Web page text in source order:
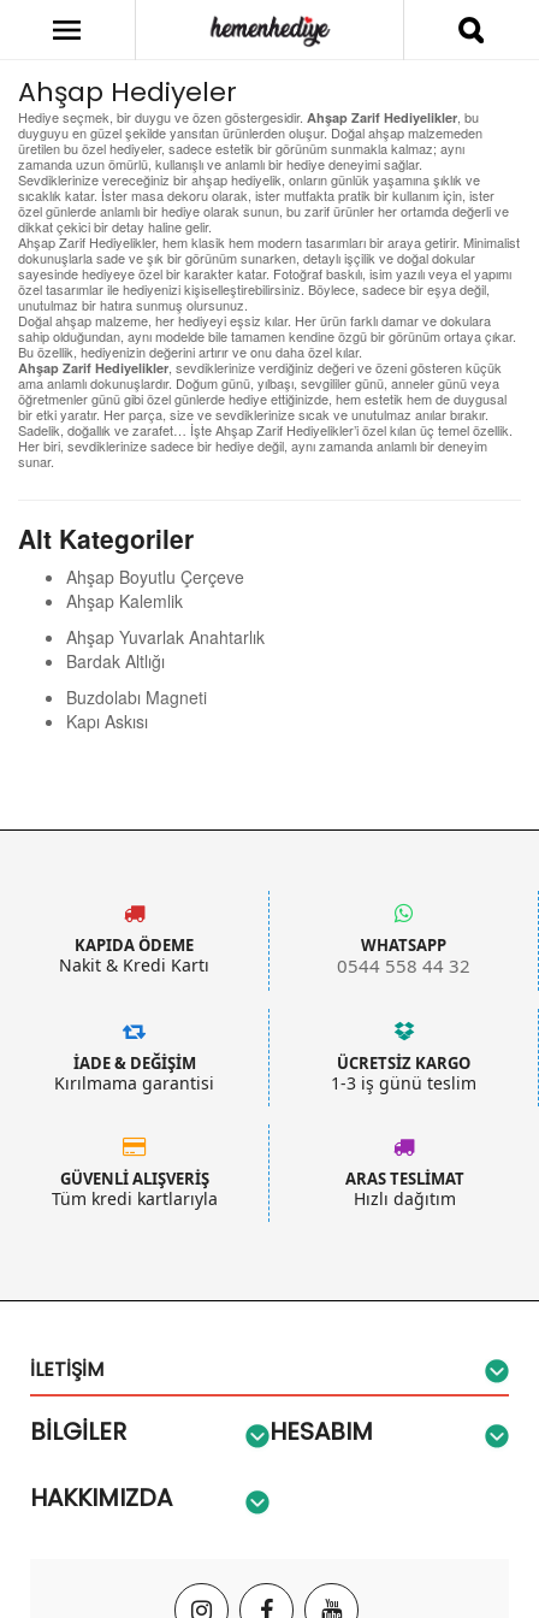
Ahşap Hediyeler
Hediye seçmek, bir duygu ve özen göstergesidir. Ahşap Zarif Hediyelikler , bu
duyguyu en güzel şekilde yansıtan ürünlerden oluşur. Doğal ahşap malzemeden
üretilen bu özel hediyeler, sadece estetik bir görünüm sunmakla kalmaz; aynı
zamanda uzun ömürlü, kullanışlı ve anlamlı bir hediye deneyimi sağlar.
Sevdiklerinize vereceğiniz bir ahşap hediyelik, onların günlük yaşamına şıklık ve
sıcaklık katar. İster masa dekoru olarak, ister mutfakta pratik bir kullanım için, ister
özel günlerde anlamlı bir hediye olarak sunun, bu zarif ürünler her ortamda değerli ve
dikkat çekici bir detay haline gelir.
Ahşap Zarif Hediyelikler, hem klasik hem modern tasarımları bir araya getirir. Minimalist
dokunuşlarla sade ve şık bir görünüm sunarken, detaylı işçilik ve doğal dokular
sayesinde hediyeye özel bir karakter katar. Fotoğraf baskılı, isim yazılı veya el yapımı
özel tasarımlar ile hediyenizi kişiselleştirebilirsiniz. Böylece, sadece bir eşya değil,
unutulmaz bir hatıra sunmuş olursunuz.
Doğal ahşap malzeme, her hediyeyi eşsiz kılar. Her ürün farklı damar ve dokulara
sahip olduğundan, aynı modelde bile tamamen kendine özgü bir görünüm ortaya çıkar.
Bu özellik, hediyenizin değerini artırır ve onu daha özel kılar.
Ahşap Zarif Hediyelikler , sevdiklerinize verdiğiniz değeri ve özeni gösteren küçük
ama anlamlı dokunuşlardır. Doğum günü, yılbaşı, sevgililer günü, anneler günü veya
öğretmenler günü gibi özel günlerde hediye ettiğinizde, hem estetik hem de duygusal
bir etki yaratır. Her parça, size ve sevdiklerinize sıcak ve unutulmaz anılar bırakır.
Sadelik, doğallık ve zarafet… İşte Ahşap Zarif Hediyelikler’i özel kılan üç temel özellik.
Her biri, sevdiklerinize sadece bir hediye değil, aynı zamanda anlamlı bir deneyim
sunar.
Alt Kategoriler
Ahşap Boyutlu Çerçeve
Ahşap Kalemlik
Ahşap Yuvarlak Anahtarlık
Bardak Altlığı
Buzdolabı Magneti
Kapı Askısı
KAPIDA ÖDEME
Nakit & Kredi Kartı
WHATSAPP
0544 558 44 32
İADE & DEĞİŞİM
Kırılmama garantisi
ÜCRETSİZ KARGO
1-3 iş günü teslim
GÜVENLİ ALIŞVERİŞ
Tüm kredi kartlarıyla
ARAS TESLİMAT
Hızlı dağıtım
İLETIŞIM
BILGILER
HESABIM
HAKKIMIZDA